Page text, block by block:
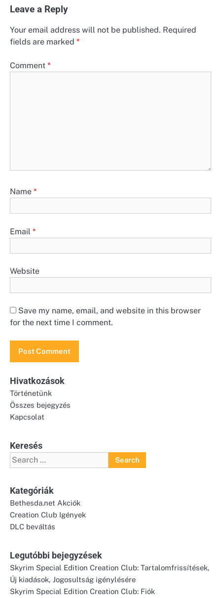
Leave a Reply
Your email address will not be published. Required
fields are marked *
Comment *
Name *
Email *
Website
Save my name, email, and website in this browser
for the next time I comment.
Hivatkozások
Történetünk
Összes bejegyzés
Kapcsolat
Keresés
Search
for:
Kategóriák
Bethesda.net Akciók
Creation Club Igények
DLC beváltás
Legutóbbi bejegyzések
Skyrim Special Edition Creation Club: Tartalomfrissítések,
Új kiadások, Jogosultság igénylésére
Skyrim Special Edition Creation Club: Fiók